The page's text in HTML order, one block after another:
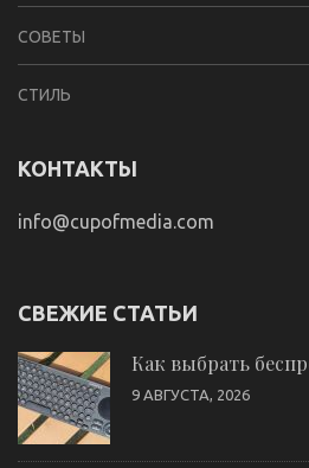
СОВЕТЫ
СТИЛЬ
КОНТАКТЫ
info@cupofmedia.com
СВЕЖИЕ СТАТЬИ
Как выбрать
9 АВГУСТА, 2026